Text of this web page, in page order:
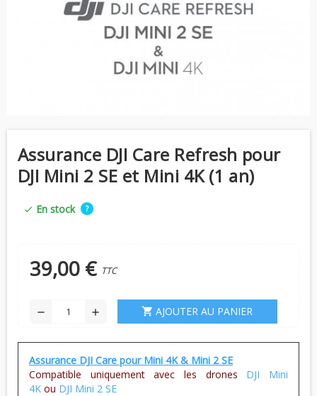
Assurance DJI Care Refresh pour
DJI Mini 2 SE et Mini 4K (1 an)
check En stock ?
39,00 € TTC
remove add shopping_cart AJOUTER AU PANIER
Assurance DJI Care pour Mini 4K & Mini 2 SE
Compatible uniquement avec les drones DJI Mini
4K ou DJI Mini 2 SE